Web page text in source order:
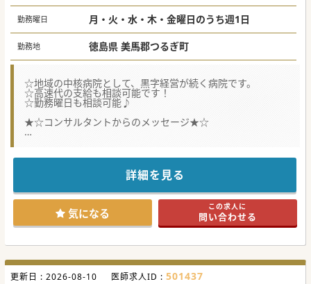
勤務曜日 月・火・水・木・金曜日のうち週1日
勤務地 徳島県 美馬郡つるぎ町
☆地域の中核病院として、黒字経営が続く病院です。
☆高速代の支給も相談可能です！
☆勤務曜日も相談可能♪
★☆コンサルタントからのメッセージ★☆
迎です。
今なら勤務曜日も相談可能ですのでお早めにお問合せくださ
詳細を見る
気になる この求人に
問い合わせる
更新日 : 2026-08-10 医師求人ID : 501437